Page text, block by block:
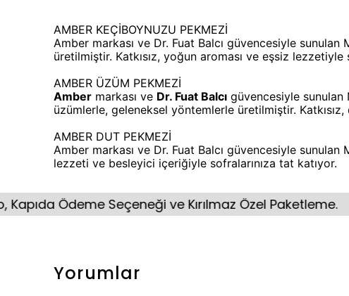
AMBER KEÇİBOYNUZU PEKMEZİ
Amber markası ve Dr. Fuat Balcı güvencesiyle
üretilmiştir. Katkısız, yoğun aroması ve eşsiz lezzetiyle
AMBER ÜZÜM PEKMEZİ
Amber markası ve Dr. Fuat Balcı güvencesiyle
üzümlerle, geleneksel yöntemlerle üretilmiştir.
AMBER DUT PEKMEZİ
Amber markası ve Dr. Fuat Balcı güvencesiyle
lezzeti ve besleyici içeriğiyle sofralarınıza tat katıyor.
Ödeme Seçeneği ve Kırılmaz Özel Paketleme. Aynı
Yorumlar